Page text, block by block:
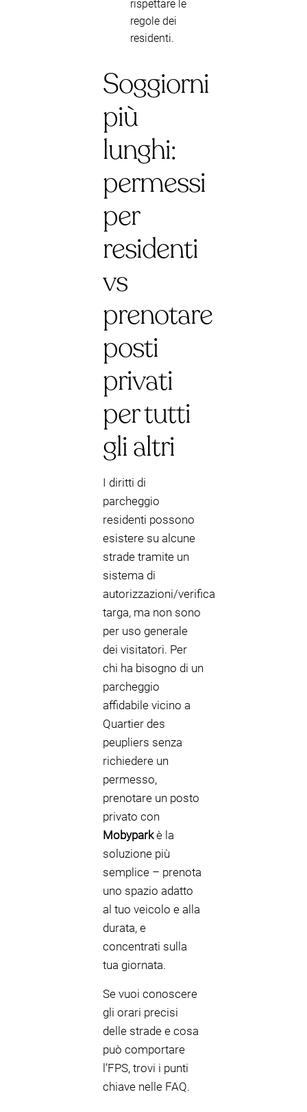
rispettare le
regole dei
residenti.
Soggiorni
più
lunghi:
permessi
per
residenti
vs
prenotare
posti
privati
per tutti
gli altri
I diritti di
parcheggio
residenti possono
esistere su alcune
strade tramite un
sistema di
autorizzazioni/verifica
targa, ma non sono
per uso generale
dei visitatori. Per
chi ha bisogno di un
parcheggio
affidabile vicino a
Quartier des
peupliers senza
richiedere un
permesso,
prenotare un posto
privato con
Mobyparkè la
soluzione più
semplice – prenota
uno spazio adatto
al tuo veicolo e alla
durata, e
concentrati sulla
tua giornata.
Se vuoi conoscere
gli orari precisi
delle strade e cosa
può comportare
l’FPS, trovi i punti
chiave nelle FAQ.